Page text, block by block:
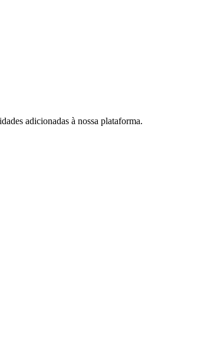
adicionadas à nossa plataforma.